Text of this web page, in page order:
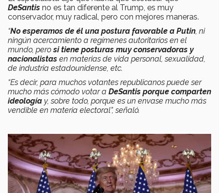
DeSantis no es tan diferente al Trump, es muy
conservador, muy radical, pero con mejores maneras.
“No esperamos de él una postura favorable a Putin, ni
ningún acercamiento a regímenes autoritarios en el
mundo, perosi tiene posturas muy conservadoras y
nacionalistas en materias de vida personal, sexualidad,
de industria estadounidense, etc.
“Es decir, para muchos votantes republicanos puede ser
mucho más cómodo votar a DeSantis porque comparten
ideología y, sobre todo, porque es un envase mucho más
vendible en materia electoral”, señaló.